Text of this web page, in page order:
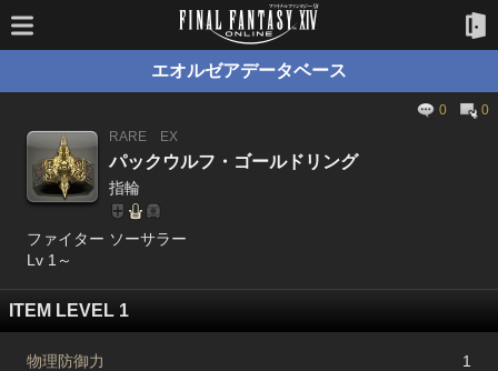
エオルゼアデータベース
0
0
RARE
EX
パックウルフ・ゴールドリング
指輪
ファイター ソーサラー
Lv 1～
ITEM LEVEL 1
物理防御力
1